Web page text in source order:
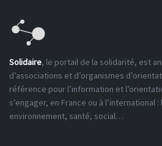
Solidaire, le portail de la solidarité, est
d’associations et d’organismes
référence pour l’information et
s’engager, en France ou à l’international
environnement, santé, social…